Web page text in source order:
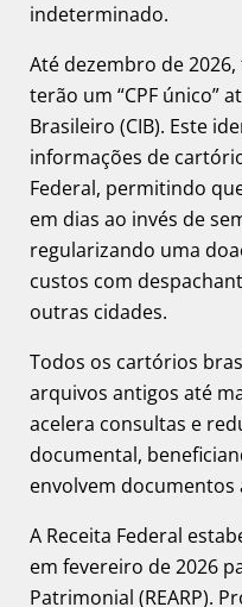
indeterminado.
Até dezembro de
terão um “CPF único”
Brasileiro (CIB). Este
informações de
Federal, permitindo
em dias ao invés de
regularizando uma
custos com
outras cidades.
Todos os cartórios
arquivos antigos até
acelera consultas e
documental,
envolvem
A Receita Federal
em fevereiro de 2026
Patrimonial (REARP).